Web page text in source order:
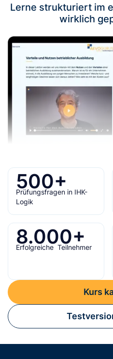
Lerne strukturiert im
wirklich
500+
Prüfungsfragen in IHK-
Logik
8.000+
Erfolgreiche Teilnehmer
Kurs